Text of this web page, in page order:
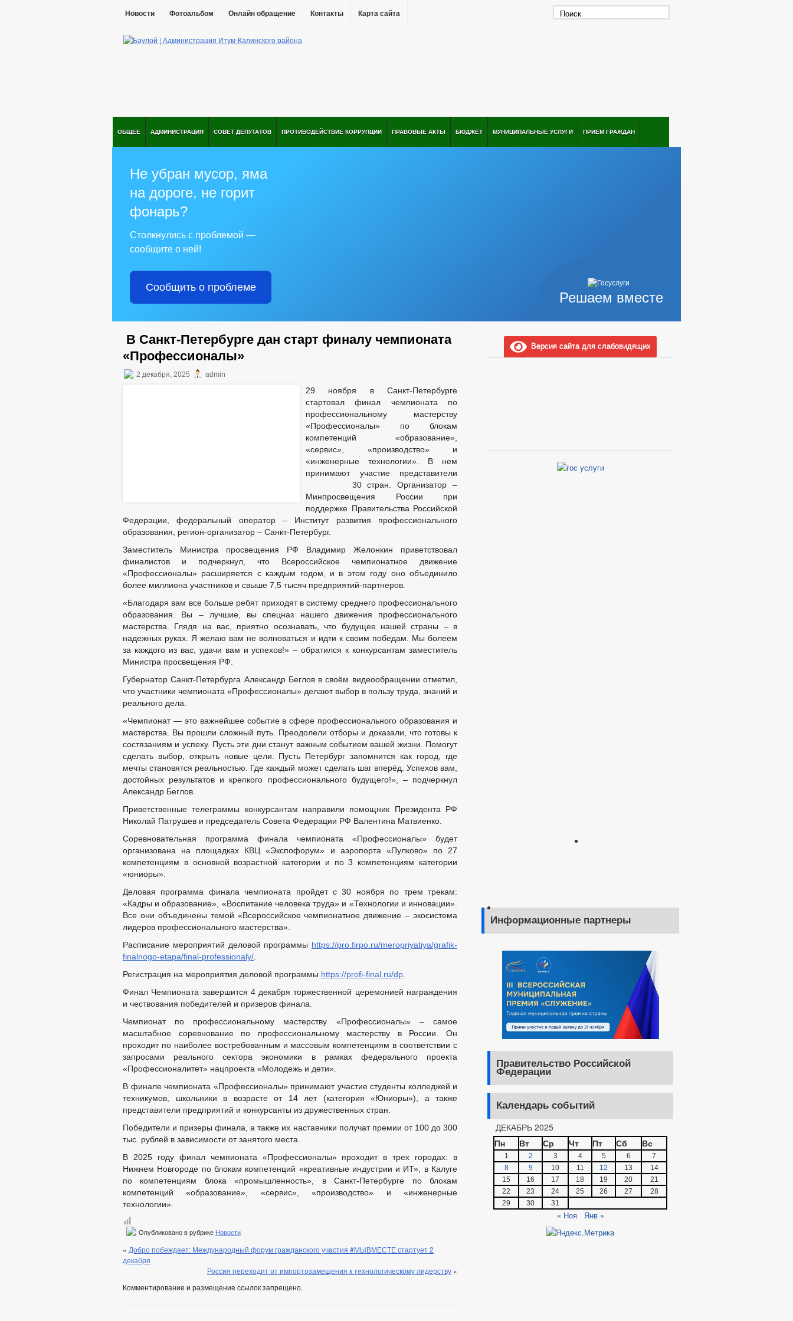
Новости Фотоальбом Онлайн обращение Контакты Карта сайта
ОБЩЕЕ АДМИНИСТРАЦИЯ СОВЕТ ДЕПУТАТОВ ПРОТИВОДЕЙСТВИЕ КОРРУПЦИИ ПРАВОВЫЕ АКТЫ БЮДЖЕТ МУНИЦИПАЛЬНЫЕ УСЛУГИ ПРИЕМ ГРАЖДАН
Решаем вместе
Не убран мусор, яма
на дороге, не горит
фонарь?
Столкнулись с проблемой —
сообщите о ней!
Сообщить о проблеме
В Санкт-Петербурге дан старт финалу чемпионата
«Профессионалы»
2 декабря, 2025 admin
29 ноября в Санкт-Петербурге
стартовал финал чемпионата по
профессиональному мастерству
«Профессионалы» по блокам
компетенций «образование»,
«сервис», «производство» и
«инженерные технологии». В нем
принимают участие представители
30 стран. Организатор –
Минпросвещения России при
поддержке Правительства Российской
Федерации, федеральный оператор – Институт развития профессионального
образования, регион-организатор – Санкт-Петербург.
Заместитель Министра просвещения РФ Владимир Желонкин приветствовал
финалистов и подчеркнул, что Всероссийское чемпионатное движение
«Профессионалы» расширяется с каждым годом, и в этом году оно объединило
более миллиона участников и свыше 7,5 тысяч предприятий-партнеров.
«Благодаря вам все больше ребят приходят в систему среднего профессионального
образования. Вы – лучшие, вы спецназ нашего движения профессионального
мастерства. Глядя на вас, приятно осознавать, что будущее нашей страны – в
надежных руках. Я желаю вам не волноваться и идти к своим победам. Мы болеем
за каждого из вас, удачи вам и успехов!» – обратился к конкурсантам заместитель
Министра просвещения РФ.
Губернатор Санкт-Петербурга Александр Беглов в своём видеообращении отметил,
что участники чемпионата «Профессионалы» делают выбор в пользу труда, знаний и
реального дела.
«Чемпионат — это важнейшее событие в сфере профессионального образования и
мастерства. Вы прошли сложный путь. Преодолели отборы и доказали, что готовы к
состязаниям и успеху. Пусть эти дни станут важным событием вашей жизни. Помогут
сделать выбор, открыть новые цели. Пусть Петербург запомнится как город, где
мечты становятся реальностью. Где каждый может сделать шаг вперёд. Успехов вам,
достойных результатов и крепкого профессионального будущего!», – подчеркнул
Александр Беглов.
Приветственные телеграммы конкурсантам направили помощник Президента РФ
Николай Патрушев и председатель Совета Федерации РФ Валентина Матвиенко.
Соревновательная программа финала чемпионата «Профессионалы» будет
организована на площадках КВЦ «Экспофорум» и аэропорта «Пулково» по 27
компетенциям в основной возрастной категории и по 3 компетенциям категории
«юниоры».
Деловая программа финала чемпионата пройдет с 30 ноября по трем трекам:
«Кадры и образование», «Воспитание человека труда» и «Технологии и инновации».
Все они объединены темой «Всероссийское чемпионатное движение – экосистема
лидеров профессионального мастерства».
Расписание мероприятий деловой программы https://pro.firpo.ru/meropriyatiya/grafik-
finalnogo-etapa/final-professionaly/
Регистрация на мероприятия деловой программы https://profi-final.ru/dp
Финал Чемпионата завершится 4 декабря торжественной церемонией награждения
и чествования победителей и призеров финала.
Чемпионат по профессиональному мастерству «Профессионалы» – самое
масштабное соревнование по профессиональному мастерству в России. Он
проходит по наиболее востребованным и массовым компетенциям в соответствии с
запросами реального сектора экономики в рамках федерального проекта
«Профессионалитет» нацпроекта «Молодежь и дети».
В финале чемпионата «Профессионалы» принимают участие студенты колледжей и
техникумов, школьники в возрасте от 14 лет (категория «Юниоры»), а также
представители предприятий и конкурсанты из дружественных стран.
Победители и призеры финала, а также их наставники получат премии от 100 до 300
тыс. рублей в зависимости от занятого места.
В 2025 году финал чемпионата «Профессионалы» проходит в трех городах: в
Нижнем Новгороде по блокам компетенций «креативные индустрии и ИТ», в Калуге
по компетенциям блока «промышленность», в Санкт-Петербурге по блокам
компетенций «образование», «сервис», «производство» и «инженерные
технологии».
Опубликовано в рубрике Новости
« Добро побеждает: Международный форум гражданского участия #МЫВМЕСТЕ стартует 2
декабря
Россия переходит от импортозамещения к технологическому лидерству »
Комментирование и размещение ссылок запрещено.
Версия сайта для слабовидящих
Информационные партнеры
Правительство Российской
Федерации
Календарь событий
ДЕКАБРЬ 2025
Пн
Вт Ср Чт Пт Сб Вс
1 2 3 4 5 6
7
8
9 10 11 12 13
14
15
16 17 18 19 20
21
22
23 24 25 26 27
28
29
30 31
« Ноя Янв »